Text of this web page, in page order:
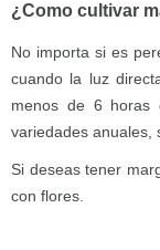
¿Como cultivar
No importa si es
cuando la luz
menos de 6 horas
variedades anuales,
Si deseas tener
con flores.